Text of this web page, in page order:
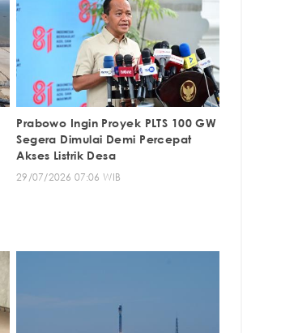
Prabowo Ingin Proyek PLTS 100 GW
Segera Dimulai Demi Percepat
Akses Listrik Desa
29/07/2026 07:06 WIB